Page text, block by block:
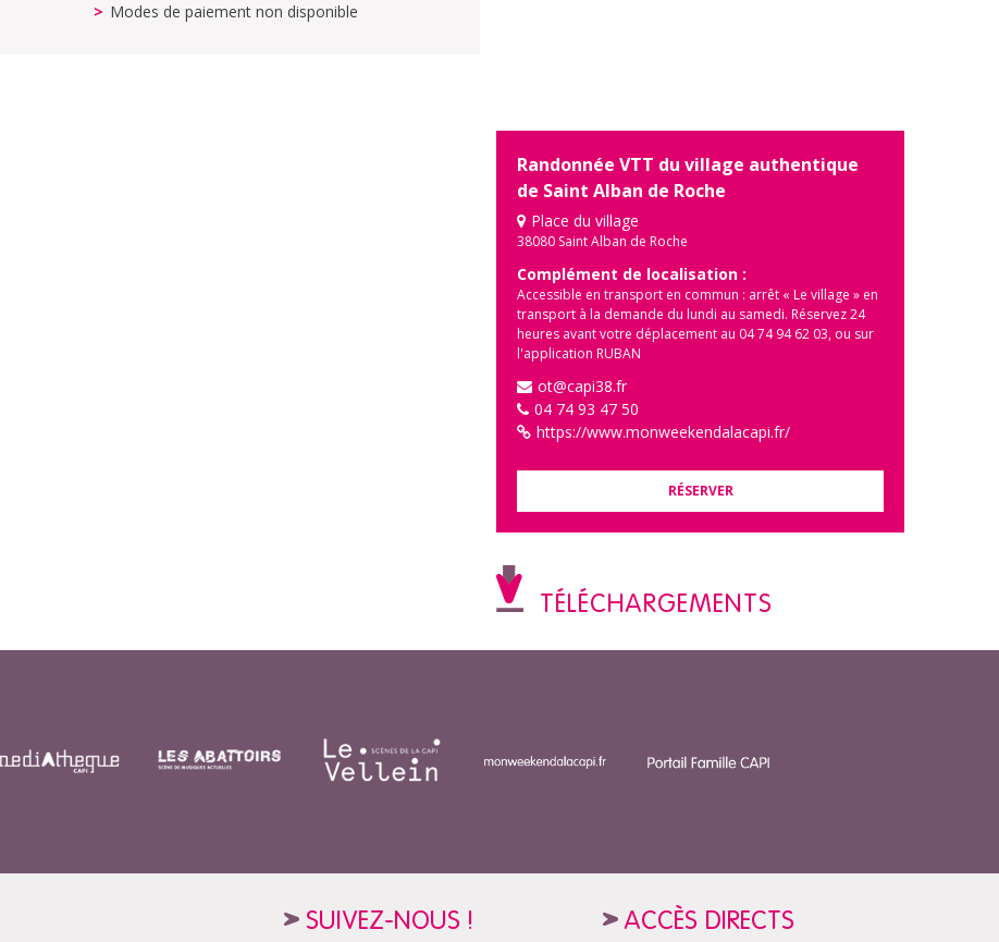
Modes de paiement non disponible
Randonnée VTT du village authentique
de Saint Alban de Roche
Place du village
38080 Saint Alban de Roche
Complément de localisation :
Accessible en transport en commun : arrêt « Le village » en
transport à la demande du lundi au samedi. Réservez 24
heures avant votre déplacement au 04 74 94 62 03, ou sur
l'application RUBAN
ot@capi38.fr
04 74 93 47 50
https://www.monweekendalacapi.fr/
RÉSERVER
TÉLÉCHARGEMENTS
SUIVEZ-NOUS ! ACCÈS DIRECTS